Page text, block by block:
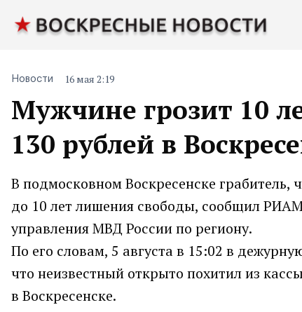
Мужчине грозит 10
130 рублей в
Новости 16 мая 2:19
В подмосковном Воскресенске грабитель,
до 10 лет лишения свободы, сообщил
управления МВД России по региону.
По его словам, 5 августа в 15:02 в
что неизвестный открыто похитил из
в Воскресенске.